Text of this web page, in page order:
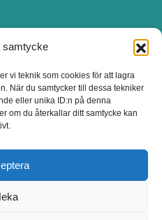
samtycke
vi teknik som cookies för att lagra
När du samtycker till dessa tekniker
eller unika ID:n på denna
om du återkallar ditt samtycke kan
SALONG